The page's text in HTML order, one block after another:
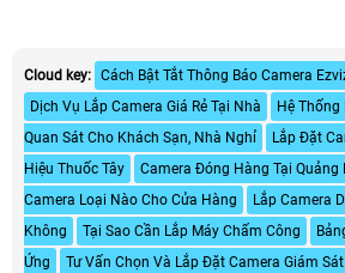
Cloud key: Cách Bật Tắt Thông Báo Camera
Dịch Vụ Lắp Camera Giá Rẻ Tại Nhà
Hệ
Quan Sát Cho Khách Sạn, Nhà Nghỉ
Lắp Đặt
Hiệu Thuốc Tây
Camera Đóng Hàng Tại Quảng
Camera Loại Nào Cho Cửa Hàng
Lắp Camera
Không
Tại Sao Cần Lắp Máy Chấm Công
Ứng
Tư Vấn Chọn Và Lắp Đặt Camera Giám Sát